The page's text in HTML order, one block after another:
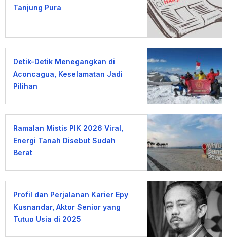
Tanjung Pura
Detik-Detik Menegangkan di
Aconcagua, Keselamatan Jadi
Pilihan
Ramalan Mistis PIK 2026 Viral,
Energi Tanah Disebut Sudah
Berat
Profil dan Perjalanan Karier Epy
Kusnandar, Aktor Senior yang
Tutup Usia di 2025